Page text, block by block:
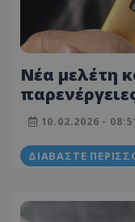
Νέα μελέτη
τσιγάρων
10.02.2026 -
ΔΙΑΒΆΣΤΕ